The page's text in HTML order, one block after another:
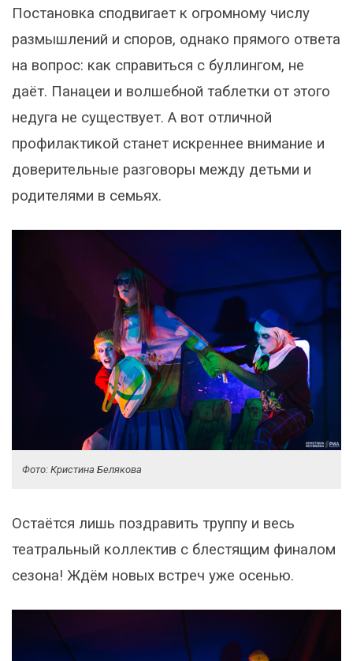
Постановка сподвигает к огромному числу
размышлений и споров, однако прямого ответа
на вопрос: как справиться с буллингом, не
даёт. Панацеи и волшебной таблетки от этого
недуга не существует. А вот отличной
профилактикой станет искреннее внимание и
доверительные разговоры между детьми и
родителями в семьях.
Фото: Кристина Белякова
Остаётся лишь поздравить труппу и весь
театральный коллектив с блестящим финалом
сезона! Ждём новых встреч уже осенью.